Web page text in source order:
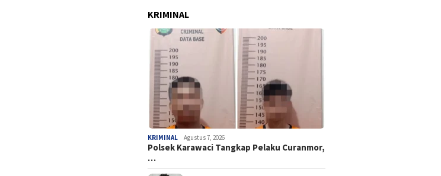
KRIMINAL
KRIMINAL Agustus 7, 2026
Polsek Karawaci Tangkap Pelaku Curanmor,
…